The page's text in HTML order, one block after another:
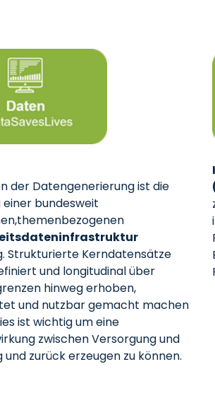
der Datengenerierung ist die
bundesweit
Strukturierte Kerndatensätze
und longitudinal über
hinweg erhoben,
und nutzbar gemacht machen
ist wichtig um eine
zwischen Versorgung und
und zurück erzeugen zu können.